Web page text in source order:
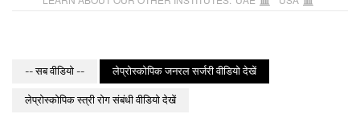
-- सब वीडियो -- लेप्रोस्कोपिक जनरल सर्जरी वीडियो देखें
लेप्रोस्कोपिक स्त्री रोग संबंधी वीडियो देखें